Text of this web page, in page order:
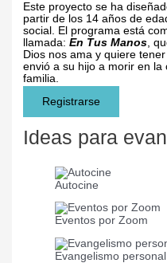
Este proyecto se ha
partir de los 14 años de
social. El programa está
llamada:En Tus Manos,
Dios nos ama y quiere
envió a su hijo a morir en la
familia.
Registrarse
Ideas para
Autocine
Eventos por Zoom
Evangelismo personal